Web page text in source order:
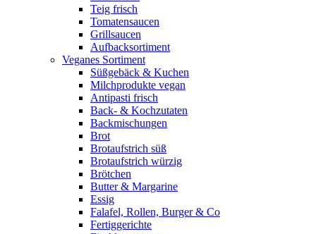
Teig frisch
Tomatensaucen
Grillsaucen
Aufbacksortiment
Veganes Sortiment
Süßgebäck & Kuchen
Milchprodukte vegan
Antipasti frisch
Back- & Kochzutaten
Backmischungen
Brot
Brotaufstrich süß
Brotaufstrich würzig
Brötchen
Butter & Margarine
Essig
Falafel, Rollen, Burger & Co
Fertiggerichte